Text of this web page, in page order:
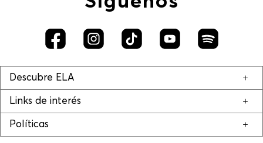
Descubre ELA
Links de interés
Políticas